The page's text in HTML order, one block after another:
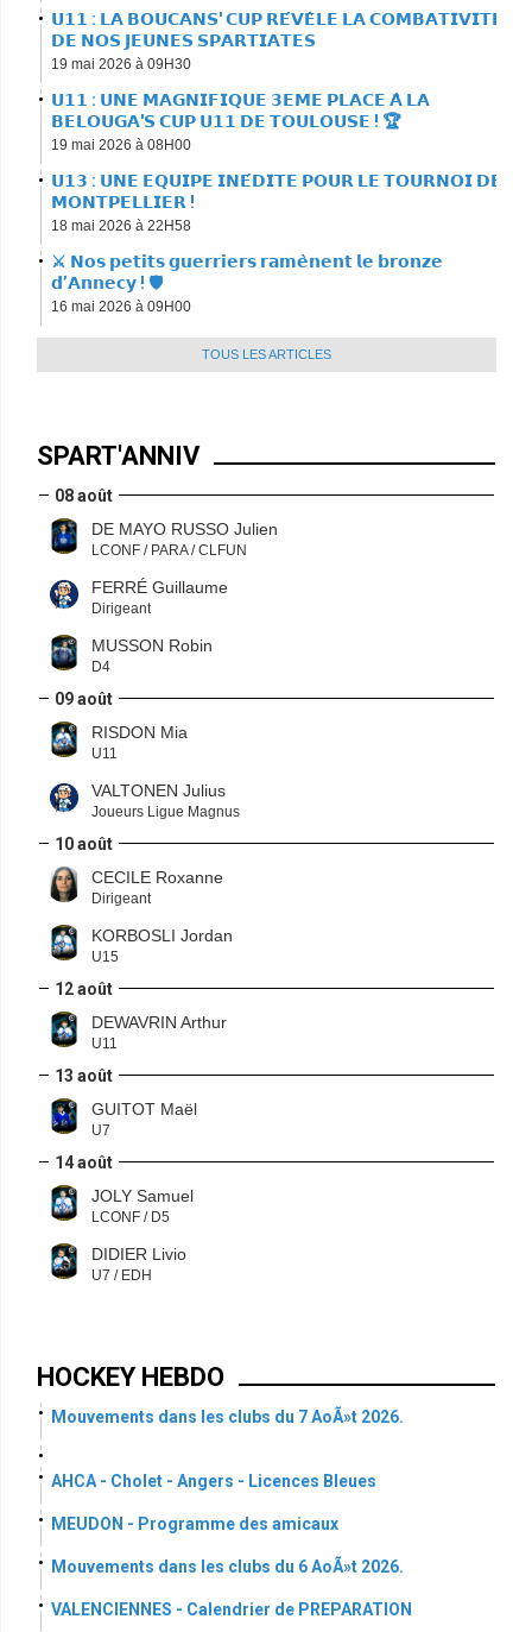
𝗨𝟭𝟭 : 𝗟𝗔 𝗕𝗢𝗨𝗖𝗔𝗡𝗦' 𝗖𝗨𝗣 𝗥𝗘́𝗩𝗘̀𝗟𝗘 𝗟𝗔 𝗖𝗢𝗠𝗕𝗔𝗧𝗜𝗩𝗜𝗧𝗘́
𝗗𝗘 𝗡𝗢𝗦 𝗝𝗘𝗨𝗡𝗘𝗦 𝗦𝗣𝗔𝗥𝗧𝗜𝗔𝗧𝗘𝗦
19 mai 2026 à 09H30
𝗨𝟭𝟭 : 𝗨𝗡𝗘 𝗠𝗔𝗚𝗡𝗜𝗙𝗜𝗤𝗨𝗘 𝟯𝗘𝗠𝗘 𝗣𝗟𝗔𝗖𝗘 𝗔̀ 𝗟𝗔
𝗕𝗘𝗟𝗢𝗨𝗚𝗔'𝗦 𝗖𝗨𝗣 𝗨𝟭𝟭 𝗗𝗘 𝗧𝗢𝗨𝗟𝗢𝗨𝗦𝗘 ! 🏆
19 mai 2026 à 08H00
𝗨𝟭𝟯 : 𝗨𝗡𝗘 𝗘𝗤𝗨𝗜𝗣𝗘 𝗜𝗡𝗘́𝗗𝗜𝗧𝗘 𝗣𝗢𝗨𝗥 𝗟𝗘 𝗧𝗢𝗨𝗥𝗡𝗢𝗜 𝗗𝗘
𝗠𝗢𝗡𝗧𝗣𝗘𝗟𝗟𝗜𝗘𝗥 !
18 mai 2026 à 22H58
⚔️ 𝗡𝗼𝘀 𝗽𝗲𝘁𝗶𝘁𝘀 𝗴𝘂𝗲𝗿𝗿𝗶𝗲𝗿𝘀 𝗿𝗮𝗺𝗲̀𝗻𝗲𝗻𝘁 𝗹𝗲 𝗯𝗿𝗼𝗻𝘇𝗲
𝗱’𝗔𝗻𝗻𝗲𝗰𝘆 ! 🛡
16 mai 2026 à 09H00
TOUS LES ARTICLES
SPART'ANNIV
08 août
DE MAYO RUSSO Julien
LCONF / PARA / CLFUN
FERRÉ Guillaume
Dirigeant
MUSSON Robin
D4
09 août
RISDON Mia
U11
VALTONEN Julius
Joueurs Ligue Magnus
10 août
CECILE Roxanne
Dirigeant
KORBOSLI Jordan
U15
12 août
DEWAVRIN Arthur
U11
13 août
GUITOT Maël
U7
14 août
JOLY Samuel
LCONF / D5
DIDIER Livio
U7 / EDH
HOCKEY HEBDO
Mouvements dans les clubs du 7 AoÃ»t 2026.
AHCA - Cholet - Angers - Licences Bleues
MEUDON - Programme des amicaux
Mouvements dans les clubs du 6 AoÃ»t 2026.
VALENCIENNES - Calendrier de PREPARATION